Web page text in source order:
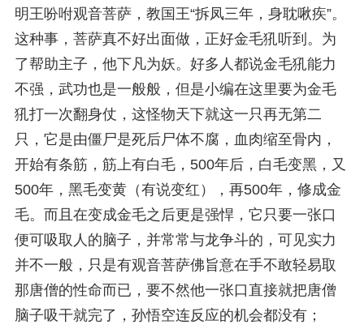
明王吩咐观音菩萨，教国王“拆凤三年，身耽啾疾”。
这种事，菩萨真不好出面做，正好金毛犼听到。为
了帮助主子，他下凡为妖。好多人都说金毛犼能力
不强，武功也是一般般，但是小编在这里要为金毛
犼打一次翻身仗，这怪物天下就这一只再无第二
只，它是由僵尸是死后尸体不腐，血肉缩至骨内，
开始有条筋，筋上有白毛，500年后，白毛变黑，又
500年，黑毛变黄（有说变红），再500年，修成金
毛。而且在变成金毛之后更是强悍，它只要一张口
便可吸取人的脑子，并常常与龙争斗的，可见实力
并不一般，只是有观音菩萨佛旨意在手不敢轻易取
那唐僧的性命而已，要不然他一张口直接就把唐僧
脑子吸干就完了，孙悟空连反应的机会都没有；